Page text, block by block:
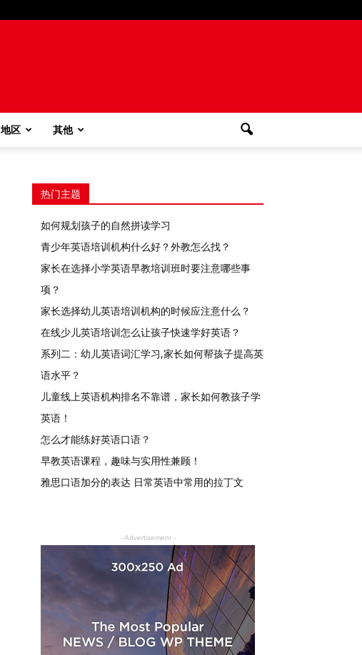
地区 其他
热门主题
如何规划孩子的自然拼读学习
青少年英语培训机构什么好？外教怎么找？
家长在选择小学英语早教培训班时要注意哪些事
项？
家长选择幼儿英语培训机构的时候应注意什么？
在线少儿英语培训怎么让孩子快速学好英语？
系列二：幼儿英语词汇学习,家长如何帮孩子提高英
语水平？
儿童线上英语机构排名不靠谱，家长如何教孩子学
英语！
怎么才能练好英语口语？
早教英语课程，趣味与实用性兼顾！
雅思口语加分的表达 日常英语中常用的拉丁文
- Advertisement -